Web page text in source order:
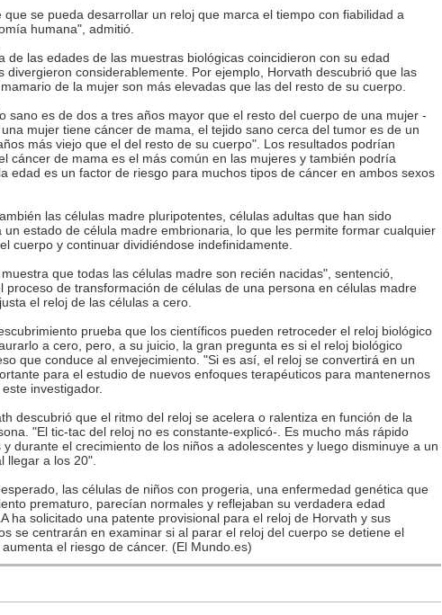
que se pueda desarrollar un reloj que marca el tiempo con fiabilidad a
humana", admitió.
de las edades de las muestras biológicas coincidieron con su edad
divergieron considerablemente. Por ejemplo, Horvath descubrió que las
de la mujer son más elevadas que las del resto de su cuerpo.
sano es de dos a tres años mayor que el resto del cuerpo de una mujer -
mujer tiene cáncer de mama, el tejido sano cerca del tumor es de un
más viejo que el del resto de su cuerpo". Los resultados podrían
cáncer de mama es el más común en las mujeres y también podría
edad es un factor de riesgo para muchos tipos de cáncer en ambos sexos
las células madre pluripotentes, células adultas que han sido
un estado de célula madre embrionaria, lo que les permite formar cualquier
cuerpo y continuar dividiéndose indefinidamente.
que todas las células madre son recién nacidas", sentenció,
proceso de transformación de células de una persona en células madre
el reloj de las células a cero.
prueba que los científicos pueden retroceder el reloj biológico
a cero, pero, a su juicio, la gran pregunta es si el reloj biológico
que conduce al envejecimiento. "Si es así, el reloj se convertirá en un
para el estudio de nuevos enfoques terapéuticos para mantenernos
investigador.
descubrió que el ritmo del reloj se acelera o ralentiza en función de la
"El tic-tac del reloj no es constante-explicó-. Es mucho más rápido
durante el crecimiento de los niños a adolescentes y luego disminuye a un
llegar a los 20".
las células de niños con progeria, una enfermedad genética que
prematuro, parecían normales y reflejaban su verdadera edad
ha solicitado una patente provisional para el reloj de Horvath y sus
se centrarán en examinar si al parar el reloj del cuerpo se detiene el
el riesgo de cáncer. (El Mundo.es)